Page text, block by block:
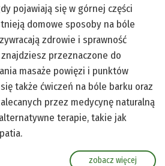
pojawiają się w górnej części
domowe sposoby na bóle
zdrowie i sprawność
przeznaczone do
masaże powięzi i punktów
także ćwiczeń na bóle barku oraz
przez medycynę naturalną
terapie, takie jak
zobacz więcej